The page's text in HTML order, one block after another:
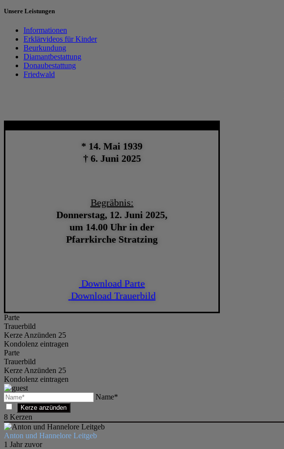
Unsere Leistungen
Informationen
Erklärvideos für Kinder
Beurkundung
Diamantbestattung
Donaubestattung
Friedwald
* 14. Mai 1939
† 6. Juni 2025
Begräbnis:
Donnerstag, 12. Juni 2025,
um 14.00 Uhr in der
Pfarrkirche Stratzing
Download Parte
Download Trauerbild
Parte
Trauerbild
Kerze Anzünden 25
Kondolenz eintragen
Parte
Trauerbild
Kerze Anzünden 25
Kondolenz eintragen
Name*
8 Kerzen
Anton und Hannelore Leitgeb
1 Jahr zuvor